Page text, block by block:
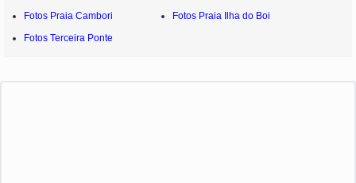
Fotos Praia Cambori
Fotos Praia Ilha do Boi
Fotos Terceira Ponte